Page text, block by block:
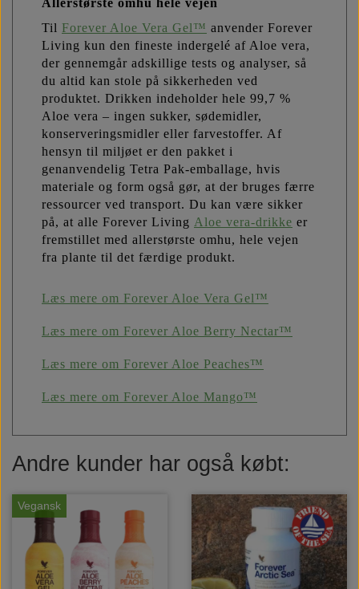
Til Forever Aloe Vera Gel™ anvender Forever
Living kun den fineste indergelé af Aloe vera,
der gennemgår adskillige tests og analyser, så
du altid kan stole på sikkerheden ved
produktet. Drikken indeholder hele 99,7 %
Aloe vera – ingen sukker, sødemidler,
konserveringsmidler eller farvestoffer. Af
hensyn til miljøet er den pakket i
genanvendelig Tetra Pak-emballage, hvis
materiale og form også gør, at der bruges færre
ressourcer ved transport. Du kan være sikker
på, at alle Forever Living Aloe vera-drikke er
fremstillet med allerstørste omhu, hele vejen
fra plante til det færdige produkt.
Læs mere om Forever Aloe Vera Gel™
Læs mere om Forever Aloe Berry Nectar™
Læs mere om Forever Aloe Peaches™
Læs mere om Forever Aloe Mango™
Andre kunder har også købt:
Vegansk